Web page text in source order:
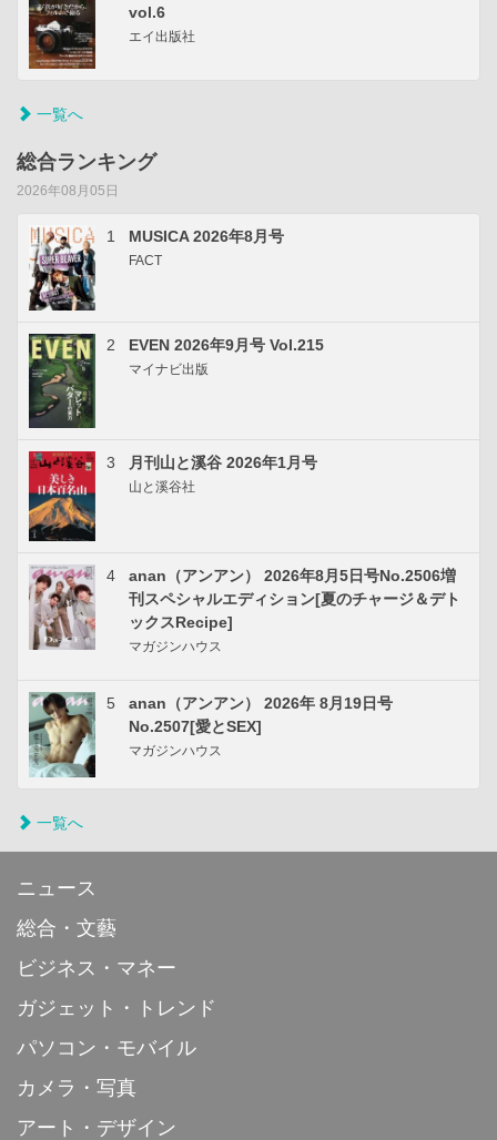
vol.6
エイ出版社
一覧へ
総合ランキング
2026年08月05日
1 MUSICA 2026年8月号
FACT
2 EVEN 2026年9月号 Vol.215
マイナビ出版
3 月刊山と溪谷 2026年1月号
山と溪谷社
4
anan（アンアン） 2026年8月5日号No.2506増
刊スペシャルエディション[夏のチャージ＆デト
ックスRecipe]
マガジンハウス
5
anan（アンアン） 2026年 8月19日号
No.2507[愛とSEX]
マガジンハウス
一覧へ
ニュース
総合・文藝
ビジネス・マネー
ガジェット・トレンド
パソコン・モバイル
カメラ・写真
アート・デザイン